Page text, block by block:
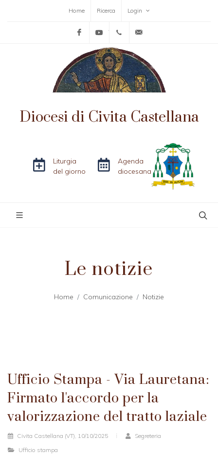
Home Ricerca Login
FacebookYouTube+39-0761-515152
Diocesi di Civita Castellana
Liturgia
del giorno
Agenda
diocesana
Le notizie
Home Comunicazione Notizie
Ufficio Stampa - Via Lauretana:
Firmato l'accordo per la
valorizzazione del tratto laziale
Civita Castellana (VT), 10/10/2025
Segreteria
Ufficio stampa